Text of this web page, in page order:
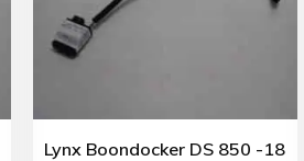
Lynx Boondocker DS 850 -18